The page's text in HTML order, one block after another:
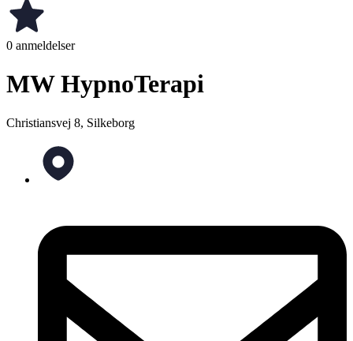
0 anmeldelser
MW HypnoTerapi
Christiansvej 8, Silkeborg